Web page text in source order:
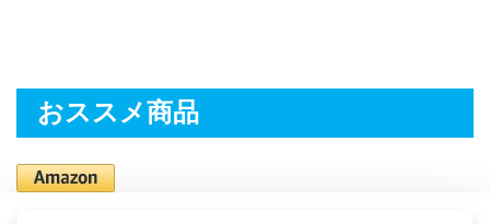
おススメ商品